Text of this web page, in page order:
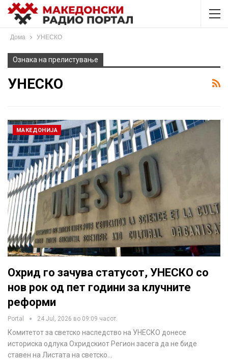
Дома УНЕСКО
Ознака на прелистување
УНЕСКО
МАКЕДОНИЈА
Охрид го зачува статусот, УНЕСКО со
нов рок од пет години за клучните
реформи
Portal 24 Jul, 2026 во 09:09 часот.
Комитетот за светско наследство на УНЕСКО донесе
историска одлука Охридскиот Регион засега да не биде
ставен на Листата на светско…